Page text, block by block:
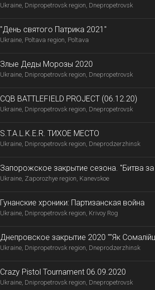
Ukraine, Dnipropetrovsk region, Dnepropetrovsk
"День святого Патрика 2021"
Ukraine, Poltava region, Poltava
Злые Деды Морозы 2020
Ukraine, Dnipropetrovsk region, Dnepropetrovsk
CQB BATTLEFIELD PROJECT (06.12.20)
Ukraine, Dnipropetrovsk region, Dnepropetrovsk
S.T.A.L.K.E.R. ТИХОЕ МЕСТО
Ukraine, Dnipropetrovsk region, Dneprodzerzhinsk
Запорожское закрытие сезона. "Битва
Ukraine, Zaporozhye region, Kanevskoe
Гунанские хроники: Партизанская война
Ukraine, Dnipropetrovsk region, Krivoy Rog
Днепровское закрытие 2020 ""Як
Ukraine, Dnipropetrovsk region, Dneprodzerzhinsk
Сrazy Pistol Tournament 06.09.2020
Ukraine, Dnipropetrovsk region, Dnepropetrovsk